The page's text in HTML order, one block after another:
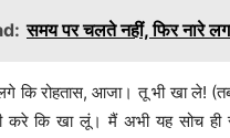
समय पर चलते नहीं, फिर नारे
कि रोहतास, आजा। तू भी खा ले!
करे कि खा लूं। मैं अभी यह सोच ही